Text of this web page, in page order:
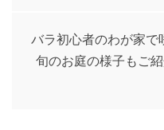
ビ
バラ初心者のわが家で
旬のお庭の様子もご